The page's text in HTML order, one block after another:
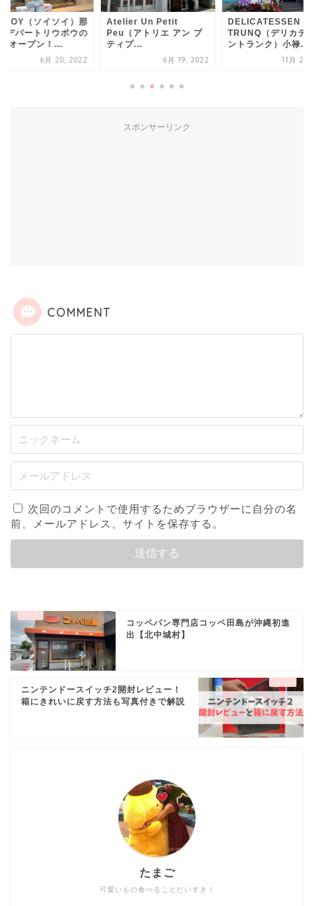
（ソイソイ）那
デパートリウボウの
オープン！...
6月 20, 2022
Atelier Un Petit
Peu（アトリエ アン プ
ティプ...
6月 19, 2022
DELICATESSEN
TRUNQ（デリカテ
ントランク）小禄...
11月 28,
スポンサーリンク
COMMENT
次回のコメントで使用するためブラウザーに自分の名
前、メールアドレス、サイトを保存する。
コッペパン専門店コッペ田島が沖縄初進
出【北中城村】
ニンテンドースイッチ2開封レビュー！
箱にきれいに戻す方法も写真付きで解説
可愛いもの食べることだいすき！
たまご